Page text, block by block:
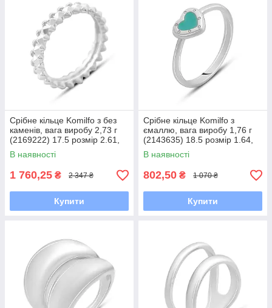
Срібне кільце Komilfo з без
каменів, вага виробу 2,73 г
(2169222) 17.5 розмір 2.61,
16.5
В наявності
1 760,25 ₴ 2 347 ₴
Купити
Срібне кільце Komilfo з
ємаллю, вага виробу 1,76 г
(2143635) 18.5 розмір 1.64,
17.5
В наявності
802,50 ₴ 1 070 ₴
Купити